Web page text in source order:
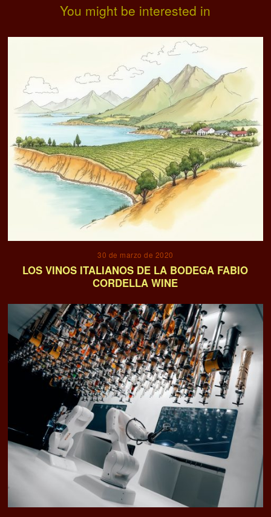
You might be interested in
30 de marzo de 2020
LOS VINOS ITALIANOS DE LA BODEGA FABIO
CORDELLA WINE